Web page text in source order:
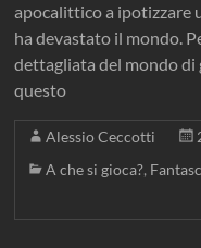
apocalittico a ipotizzare
ha devastato il mondo.
dettagliata del mondo di
questo
Alessio Ceccotti
A che si gioca?,